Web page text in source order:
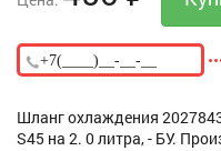
Шланг охлаждения
S45 на 2. 0 литра, - БУ.